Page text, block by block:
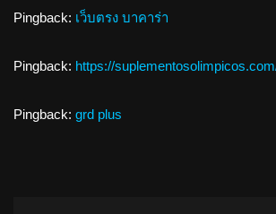
Pingback: เว็บตรง บาคาร่า
Pingback: https://
Pingback: grd plus